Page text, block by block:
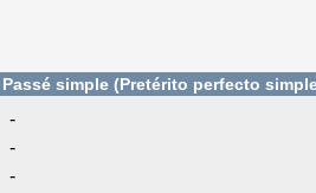
Passé simple (Pretérito perfecto
-
-
-